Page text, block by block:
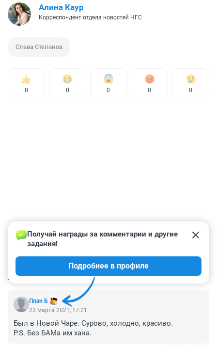
Алина Каур
Корреспондент отдела новостей НГС
Слава Степанов
0 0 0 0 0
КОММЕНТАРИИ 76
План Б
Получай награды за комментарии и другие
задания!
Подробнее в профиле
23 марта 2021, 17:21
Был в Новой Чаре. Сурово, холодно, красиво.
P.S. Без БАМа им хана.